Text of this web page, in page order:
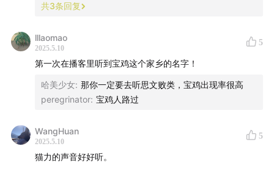
共3条回复
lllaomao
2025.5.10
5
第一次在播客里听到宝鸡这个家乡的名字！
哈美少女: 那你一定要去听思文败类，宝鸡出现率很高
peregrinator: 宝鸡人路过
WangHuan
2025.5.10
5
猫力的声音好好听。